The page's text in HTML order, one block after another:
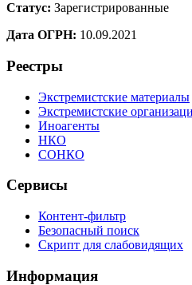
Статус: Зарегистрированные
Дата ОГРН: 10.09.2021
Реестры
Экстремистские материалы
Экстремистские
Иноагенты
НКО
СОНКО
Сервисы
Контент-фильтр
Безопасный поиск
Скрипт для слабовидящих
Информация